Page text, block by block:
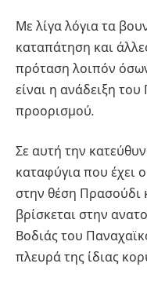
Με λίγα λόγια τα
καταπάτηση και
πρόταση λοιπόν
είναι η ανάδειξη
προορισμού.
Σε αυτή την
καταφύγια που έχει
στην θέση Πρασούδι
βρίσκεται στην
Βοδιάς του
πλευρά της ίδιας